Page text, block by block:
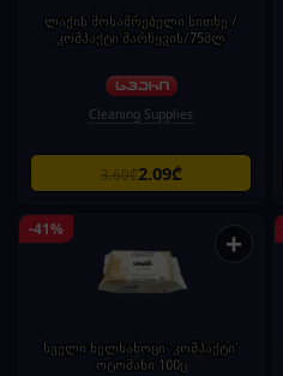
ლაქის მოსაშრებელი სითხე /
კომპაქტი მარწყვის/75მლ
Cleaning Supplies
3.60₾2.09₾
-41% +
სველი ხელსახოცი 'კომპაქტი'
ოტომანი 100ც